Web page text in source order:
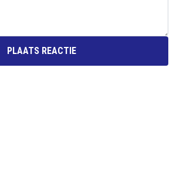
PLAATS REACTIE